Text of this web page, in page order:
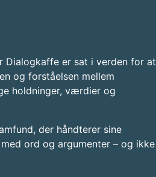
Dialogkaffe er sat i verden for at
og forståelsen mellem
holdninger, værdier og
der håndterer sine
ord og argumenter – og ikke